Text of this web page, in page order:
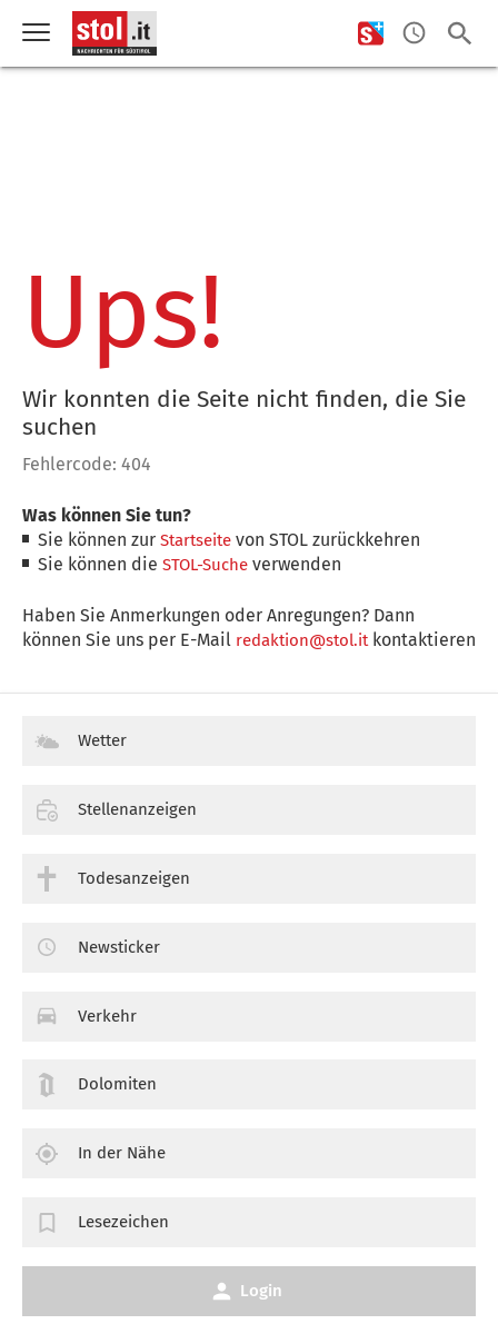
Ups!
Wir konnten die Seite nicht finden, die Sie
suchen
Fehlercode: 404
Was können Sie tun?
Sie können zurStartseite von STOL zurückkehren
Sie können dieSTOL-Suche verwenden
Haben Sie Anmerkungen oder Anregungen? Dann
können Sie uns per E-Mail redaktion@stol.itkontaktieren
Wetter
Stellenanzeigen
Todesanzeigen
Newsticker
Verkehr
Dolomiten
In der Nähe
Lesezeichen
Login